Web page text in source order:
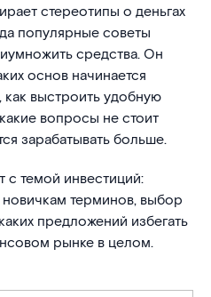
стереотипы о деньгах
популярные советы
средства. Он
основ начинается
выстроить удобную
вопросы не стоит
зарабатывать больше.
с темой инвестиций:
терминов, выбор
предложений избегать
рынке в целом.